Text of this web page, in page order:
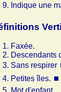
Indique une
Faxée.
Descendants
Sans respirer
Petites îles. ⏹
Mot d'enfant.